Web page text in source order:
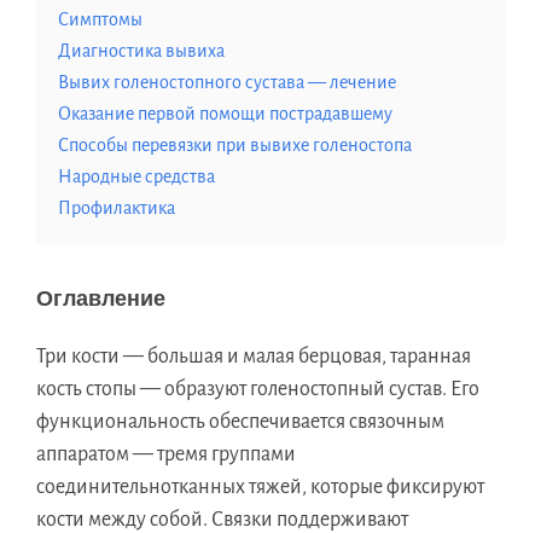
Симптомы
Диагностика вывиха
Вывих голеностопного сустава — лечение
Оказание первой помощи пострадавшему
Способы перевязки при вывихе голеностопа
Народные средства
Профилактика
Оглавление
Три кости — большая и малая берцовая, таранная
кость стопы — образуют голеностопный сустав. Его
функциональность обеспечивается связочным
аппаратом — тремя группами
соединительнотканных тяжей, которые фиксируют
кости между собой. Связки поддерживают